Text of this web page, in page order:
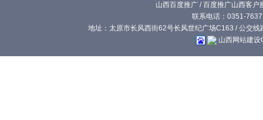
山西百度推广/百度推广山西客户
联系电话：0351-
地址：太原市长风西街62号长风世纪广场C163 / 公交
山西网站建设